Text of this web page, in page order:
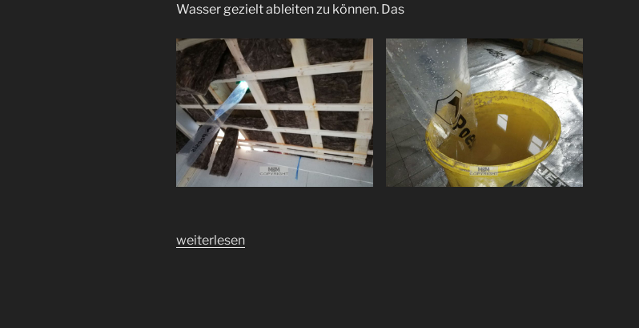
Wasser gezielt ableiten zu können. Das
„Hausstellung
weiterlesen